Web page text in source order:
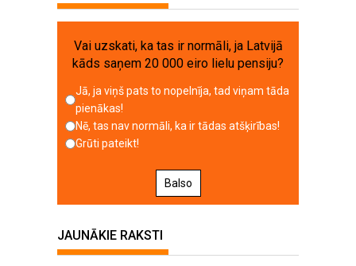
Vai uzskati, ka tas ir normāli, ja Latvijā
kāds saņem 20 000 eiro lielu pensiju?
Jā, ja viņš pats to nopelnīja, tad viņam tāda
pienākas!
Nē, tas nav normāli, ka ir tādas atšķirības!
Grūti pateikt!
Balso
JAUNĀKIE RAKSTI